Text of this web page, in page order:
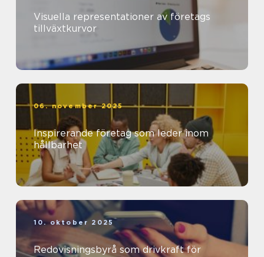
Visuella representationer av företags
tillväxtkurvor
06. november 2025
Inspirerande företag som leder inom
hållbarhet
10. oktober 2025
Redovisningsbyrå som drivkraft för